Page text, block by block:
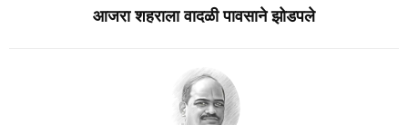
आजरा शहराला वादळी पावसाने झोडपले